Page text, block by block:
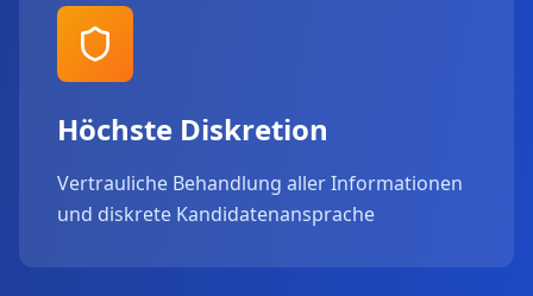
Höchste Diskretion
Vertrauliche Behandlung aller Informationen
und diskrete Kandidatenansprache